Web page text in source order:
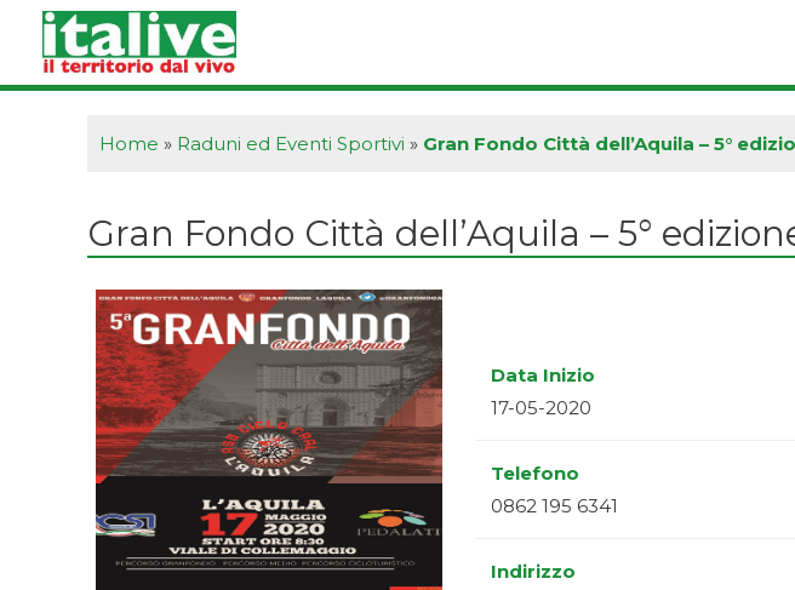
contenuto
Home » Raduni ed Eventi Sportivi » Gran Fondo Città dell’Aquila – 5°
Gran Fondo Città dell’Aquila – 5°
Data Inizio
17-05-2020
Telefono
0862 195 6341
Indirizzo